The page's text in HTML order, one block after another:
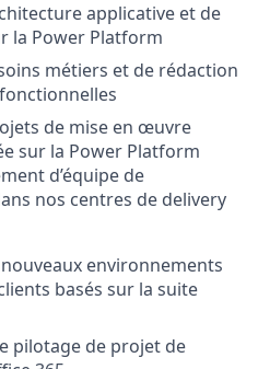
applicative et de
la Power Platform
métiers et de rédaction
de mise en œuvre
sur la Power Platform
d’équipe de
nos centres de delivery
environnements
basés sur la suite
pilotage de projet de